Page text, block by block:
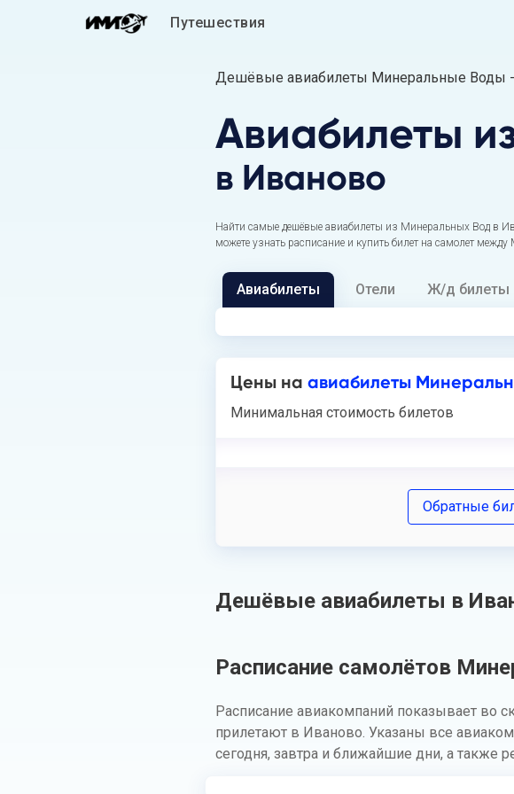
Путешествия
Дешёвые авиабилеты Минеральные Воды
Авиабилеты
в Иваново
Найти самые дешёвые авиабилеты из Минеральных Вод в
можете узнать расписание и купить билет на самолет
Авиабилеты Отели Ж/д билеты
Цены на авиабилеты
Минимальная стоимость билетов
Обратные
Дешёвые авиабилеты в
Расписание самолётов
Расписание авиакомпаний показывает во
прилетают в Иваново. Указаны все
сегодня, завтра и ближайшие дни, а также